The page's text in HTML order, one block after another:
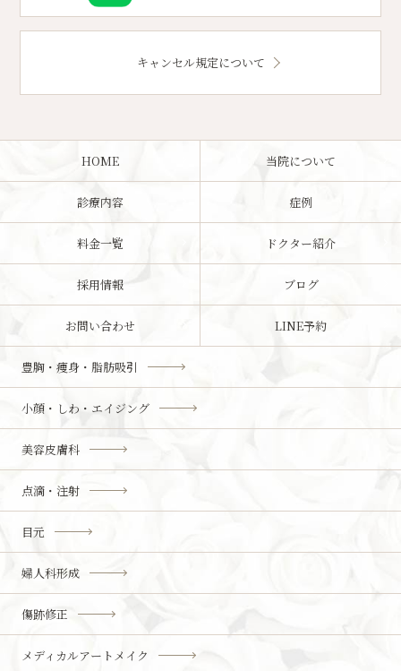
キャンセル規定について
HOME 当院について
診療内容 症例
料金一覧 ドクター紹介
採用情報 ブログ
お問い合わせ LINE予約
豊胸・痩身・脂肪吸引
小顔・しわ・エイジング
美容皮膚科
点滴・注射
目元
婦人科形成
傷跡修正
メディカルアートメイク